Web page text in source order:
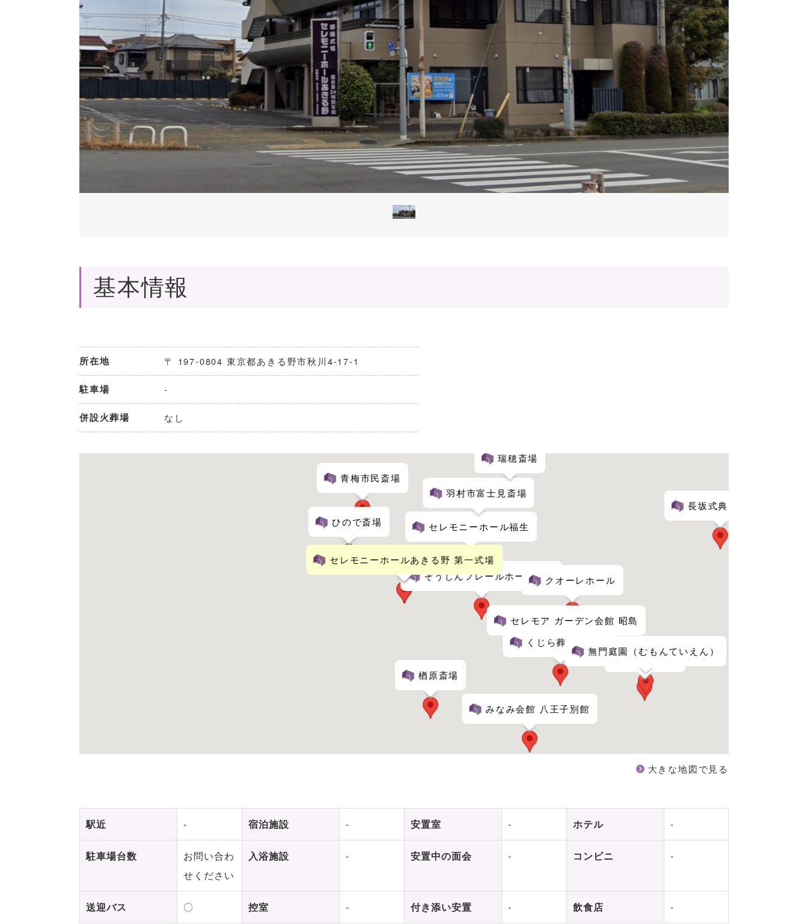
基本情報
所在地 〒 197-0804 東京都あきる野市秋川4-17-1
駐車場 -
併設火葬場 なし
そうしんフレールホール福生
みなみ会館 八王子別館
セレモア ガーデン会館 昭島
セレモニーホール福生
くじら葬祭 ホール
クオーレホール
長坂式典センター
セレモニーホールあきる野 第一式場
セレモニーホールあきる野 第二式場
羽村市富士見斎場
楢原斎場
立川市斎場
ひので斎場
青梅市民斎場
無門庭園（むもんていえん）
瑞穂斎場
大きな地図で見る
駅近 - 宿泊施設 - 安置室 - ホテル -
駐車場台数
お問い合わ
せください
入浴施設 - 安置中の面会 - コンビニ -
送迎バス 〇 控室 - 付き添い安置 - 飲食店 -